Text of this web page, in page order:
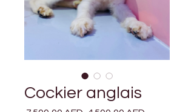
Cockier anglais